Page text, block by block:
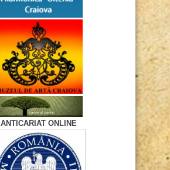
ANTICARIAT ONLINE